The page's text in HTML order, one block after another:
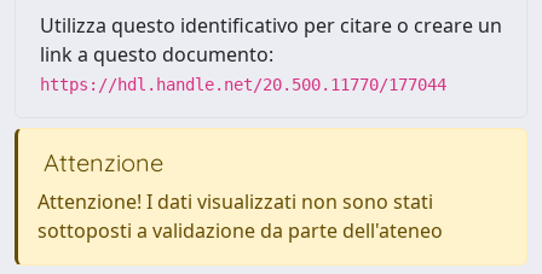
Utilizza questo identificativo per citare o creare un
link a questo documento:
https://hdl.handle.net/20.500.11770/177044
Attenzione
Attenzione! I dati visualizzati non sono stati
sottoposti a validazione da parte dell'ateneo